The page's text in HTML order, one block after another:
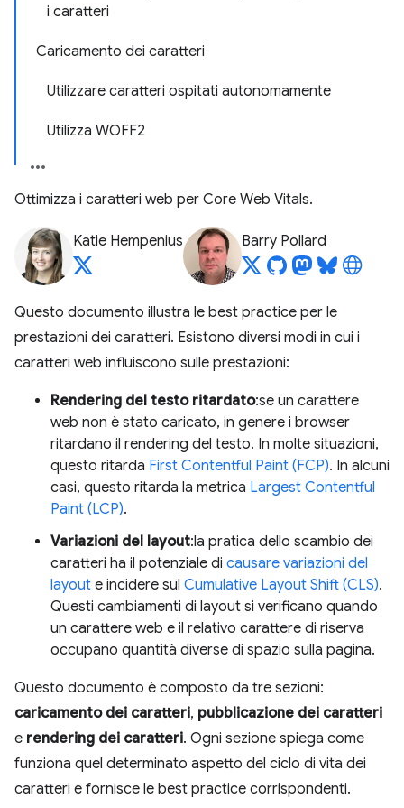
i caratteri
Caricamento dei caratteri
Utilizzare caratteri ospitati autonomamente
Utilizza WOFF2
Ottimizza i caratteri web per Core Web Vitals.
Katie Hempenius Barry Pollard
Questo documento illustra le best practice per le
prestazioni dei caratteri. Esistono diversi modi in cui i
caratteri web influiscono sulle prestazioni:
Rendering del testo ritardato:se un carattere
web non è stato caricato, in genere i browser
ritardano il rendering del testo. In molte situazioni,
questo ritarda First Contentful Paint (FCP). In alcuni
casi, questo ritarda la metrica Largest Contentful
Paint (LCP).
Variazioni del layout:la pratica dello scambio dei
caratteri ha il potenziale di causare variazioni del
layout e incidere sul Cumulative Layout Shift (CLS).
Questi cambiamenti di layout si verificano quando
un carattere web e il relativo carattere di riserva
occupano quantità diverse di spazio sulla pagina.
Questo documento è composto da tre sezioni:
caricamento dei caratteri, pubblicazione dei caratteri
e rendering dei caratteri. Ogni sezione spiega come
funziona quel determinato aspetto del ciclo di vita dei
caratteri e fornisce le best practice corrispondenti.